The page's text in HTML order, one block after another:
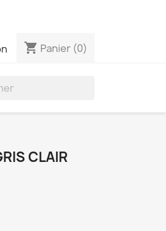
fois par semaine
shopping_cart Panier (0)
CLAIR